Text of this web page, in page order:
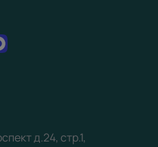
д.24, стр.1,